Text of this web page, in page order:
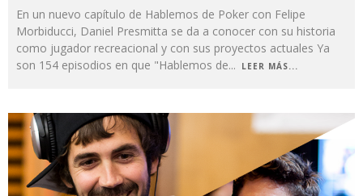
En un nuevo capítulo de Hablemos de Poker con Felipe
Morbiducci, Daniel Presmitta se da a conocer con su historia
como jugador recreacional y con sus proyectos actuales Ya
son 154 episodios en que "Hablemos de... LEER MÁS...